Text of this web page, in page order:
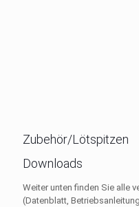
Zubehör/Lötspitzen
Downloads
Weiter unten finden Sie alle
(Datenblatt,